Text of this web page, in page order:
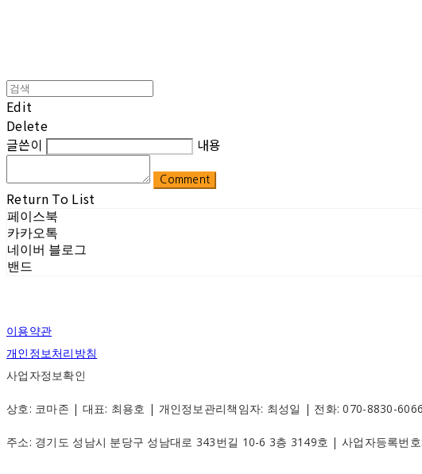
Edit
Delete
글쓴이
내용
Comment
Return To List
페이스북
카카오톡
네이버 블로그
밴드
이용약관
개인정보처리방침
사업자정보확인
상호: 코마존 | 대표: 최용호 | 개인정보관리책임자: 최성일 | 전화: 070-8830-
주소: 경기도 성남시 분당구 성남대로 343번길 10-6 3층 3149호 | 사업자등록번호: